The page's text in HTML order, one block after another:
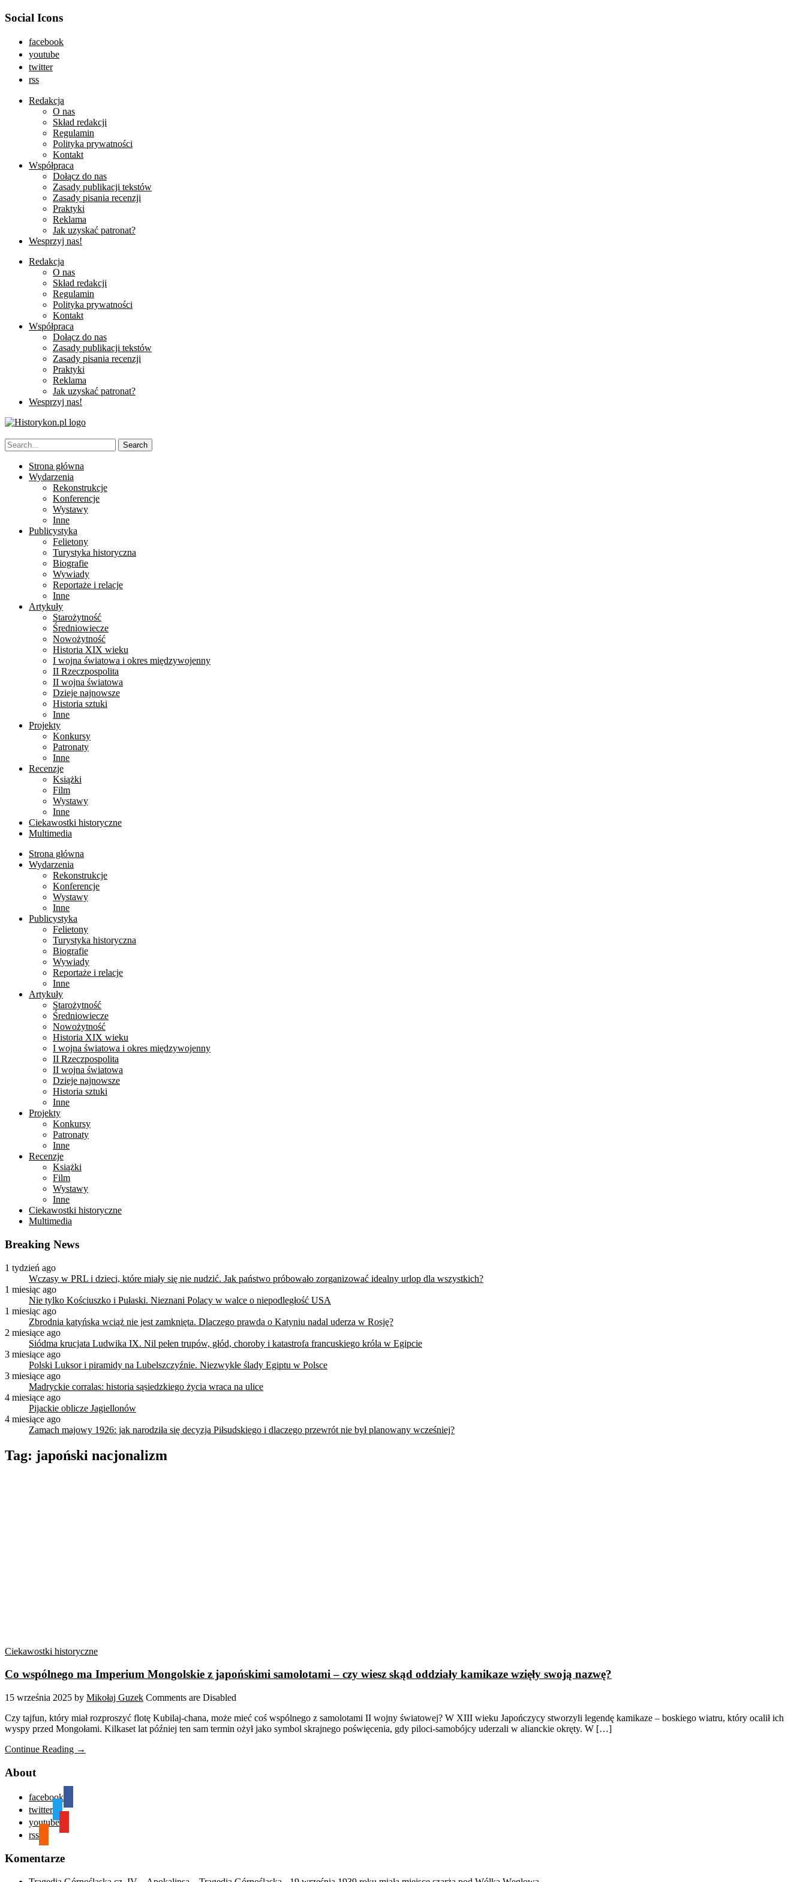
Social Icons
facebook
youtube
twitter
rss
Redakcja
O nas
Skład redakcji
Regulamin
Polityka prywatności
Kontakt
Współpraca
Dołącz do nas
Zasady publikacji tekstów
Zasady pisania recenzji
Praktyki
Reklama
Jak uzyskać patronat?
Wesprzyj nas!
Redakcja
O nas
Skład redakcji
Regulamin
Polityka prywatności
Kontakt
Współpraca
Dołącz do nas
Zasady publikacji tekstów
Zasady pisania recenzji
Praktyki
Reklama
Jak uzyskać patronat?
Wesprzyj nas!
Strona główna
Wydarzenia
Rekonstrukcje
Konferencje
Wystawy
Inne
Publicystyka
Felietony
Turystyka historyczna
Biografie
Wywiady
Reportaże i relacje
Inne
Artykuły
Starożytność
Średniowiecze
Nowożytność
Historia XIX wieku
I wojna światowa i okres międzywojenny
II Rzeczpospolita
II wojna światowa
Dzieje najnowsze
Historia sztuki
Inne
Projekty
Konkursy
Patronaty
Inne
Recenzje
Książki
Film
Wystawy
Inne
Ciekawostki historyczne
Multimedia
Strona główna
Wydarzenia
Rekonstrukcje
Konferencje
Wystawy
Inne
Publicystyka
Felietony
Turystyka historyczna
Biografie
Wywiady
Reportaże i relacje
Inne
Artykuły
Starożytność
Średniowiecze
Nowożytność
Historia XIX wieku
I wojna światowa i okres międzywojenny
II Rzeczpospolita
II wojna światowa
Dzieje najnowsze
Historia sztuki
Inne
Projekty
Konkursy
Patronaty
Inne
Recenzje
Książki
Film
Wystawy
Inne
Ciekawostki historyczne
Multimedia
Breaking News
1 tydzień ago
Wczasy w PRL i dzieci, które miały się nie nudzić. Jak państwo próbowało zorganizować idealny urlop dla wszystkich?
1 miesiąc ago
Nie tylko Kościuszko i Pułaski. Nieznani Polacy w walce o niepodległość USA
1 miesiąc ago
Zbrodnia katyńska wciąż nie jest zamknięta. Dlaczego prawda o Katyniu nadal uderza w Rosję?
2 miesiące ago
Siódma krucjata Ludwika IX. Nil pełen trupów, głód, choroby i katastrofa francuskiego króla w Egipcie
3 miesiące ago
Polski Luksor i piramidy na Lubelszczyźnie. Niezwykłe ślady Egiptu w Polsce
3 miesiące ago
Madryckie corralas: historia sąsiedzkiego życia wraca na ulice
4 miesiące ago
Pijackie oblicze Jagiellonów
4 miesiące ago
Zamach majowy 1926: jak narodziła się decyzja Piłsudskiego i dlaczego przewrót nie był planowany wcześniej?
Tag: japoński nacjonalizm
Ciekawostki historyczne
Co wspólnego ma Imperium Mongolskie z japońskimi samolotami – czy wiesz skąd oddziały kamikaze wzięły swoją nazwę?
15 września 2025 by Mikołaj Guzek Comments are Disabled
Czy tajfun, który miał rozproszyć flotę Kubilaj-chana, może mieć coś wspólnego z samolotami II wojny światowej? W XIII wieku Japończycy stworzyli legendę kamikaze – boskiego wiatru, który ocalił ich
wyspy przed Mongołami. Kilkaset lat później ten sam termin ożył jako symbol skrajnego poświęcenia, gdy piloci-samobójcy uderzali w alianckie okręty. W […]
Continue Reading →
About
facebook
twitter
youtube
rss
Komentarze